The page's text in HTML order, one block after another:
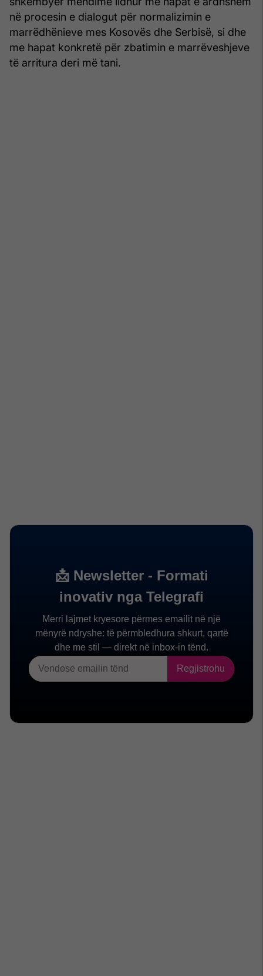
në procesin e dialogut për normalizimin e
marrëdhënieve mes Kosovës dhe Serbisë, si dhe
me hapat konkretë për zbatimin e marrëveshjeve
të arritura deri më tani.